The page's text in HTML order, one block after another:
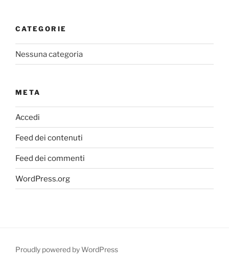
CATEGORIE
Nessuna categoria
META
Accedi
Feed dei contenuti
Feed dei commenti
WordPress.org
Proudly powered by WordPress